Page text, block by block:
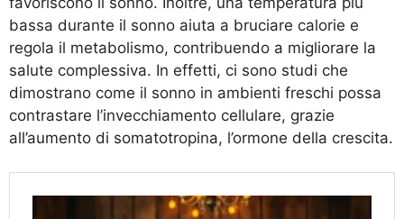
bassa durante il sonno aiuta a bruciare calorie e
regola il metabolismo, contribuendo a migliorare la
salute complessiva. In effetti, ci sono studi che
dimostrano come il sonno in ambienti freschi possa
contrastare l’invecchiamento cellulare, grazie
all’aumento di somatotropina, l’ormone della crescita.